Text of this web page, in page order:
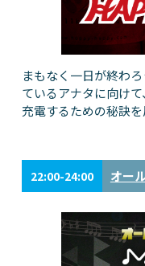
まもなく一日が終わ
ているアナタに向け
充電するための秘訣を
22:00-24:00 オー